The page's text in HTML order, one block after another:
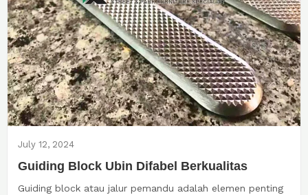
July 12, 2024
Guiding Block Ubin Difabel Berkualitas
Guiding block atau jalur pemandu adalah elemen penting